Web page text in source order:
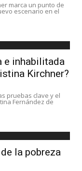
marca un punto de
escenario en el
e inhabilitada
Kirchner?
pruebas clave y el
Fernández de
la pobreza